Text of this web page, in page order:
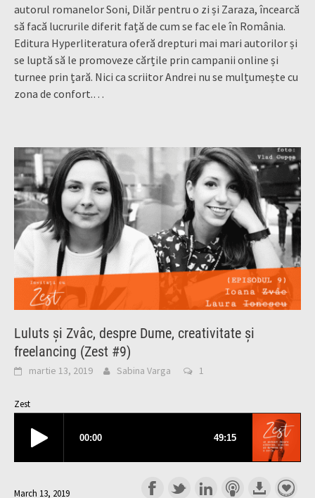
autorul romanelor Soni, Dilăr pentru o zi și Zaraza, încearcă
să facă lucrurile diferit față de cum se fac ele în România.
Editura Hyperliteratura oferă drepturi mai mari autorilor și
se luptă să le promoveze cărțile prin campanii online și
turnee prin țară. Nici ca scriitor Andrei nu se mulțumește cu
zona de confort.…
Luluts și Zvâc, despre Dume, creativitate și
freelancing (Zest #9)
martie 13, 2019 Sabina Varga 1
Zest
March 13, 2019